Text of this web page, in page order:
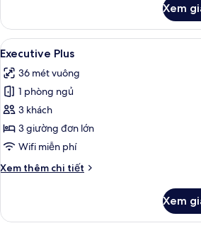
Skyline
Suite
Xem
Xem
tất
cả
ảnh
Executive
Plus
Bộ đồ
4
Executive Plus
36 mét vuông
1 phòng ngủ
3 khách
3 giường đơn lớn
Wifi miễn phí
Xem thêm chi tiết
Chi
Executive
Xem